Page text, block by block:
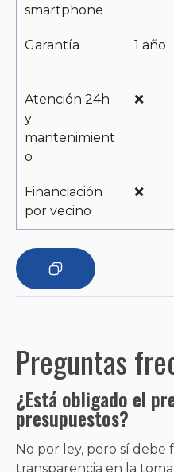
smartphone
Garantía 1 año
Atención 24h
y
mantenimient
o
❌
Financiación
por vecino
❌
Preguntas
¿Está obligado el
presupuestos?
No por ley, pero sí debe
transparencia en la toma